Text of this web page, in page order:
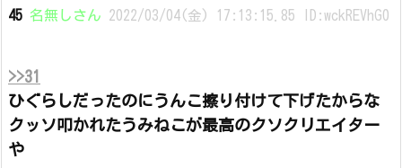
45 名無しさん 2022/03/04(金) 17:13:15.85 ID:wckREVhG0
>>31
ひぐらしだったのにうんこ擦り付けて下げたからな
クッソ叩かれたうみねこが最高のクソクリエイター
や